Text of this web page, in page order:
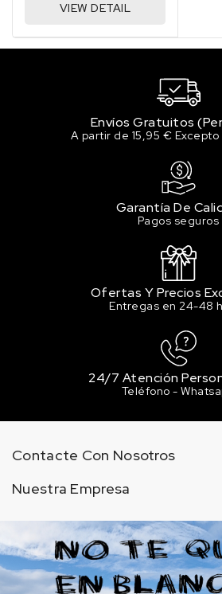
VIEW DETAIL
Envíos Gratuitos
A partir de 15,95 €
Garantía De
Pagos seguros
Ofertas Y Precios
Entregas en 24-48
24/7 Atención
Teléfono -
Contacte Con Nosotros
Nuestra Empresa